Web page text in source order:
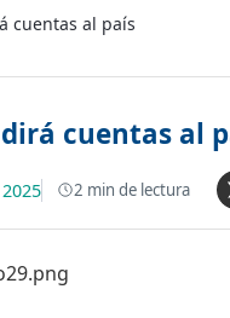
cuentas al país
cuentas al
2 min de lectura